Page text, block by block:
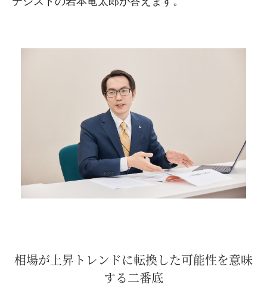
相場が上昇トレンドに転換した可能性を意味
する二番底